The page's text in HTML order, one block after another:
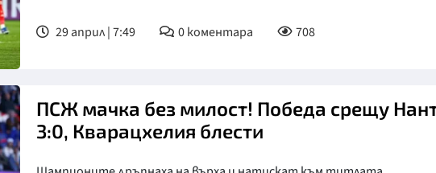
29 април | 7:49 0коментара 708
ПСЖ мачка без милост! Победа срещу
3:0, Кварацхелия блести